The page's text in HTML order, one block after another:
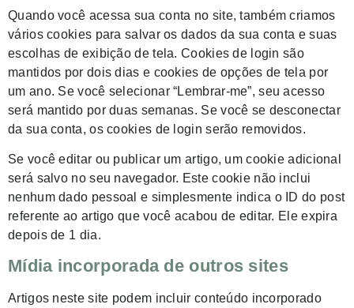
Quando você acessa sua conta no site, também criamos
vários cookies para salvar os dados da sua conta e suas
escolhas de exibição de tela. Cookies de login são
mantidos por dois dias e cookies de opções de tela por
um ano. Se você selecionar “Lembrar-me”, seu acesso
será mantido por duas semanas. Se você se desconectar
da sua conta, os cookies de login serão removidos.
Se você editar ou publicar um artigo, um cookie adicional
será salvo no seu navegador. Este cookie não inclui
nenhum dado pessoal e simplesmente indica o ID do post
referente ao artigo que você acabou de editar. Ele expira
depois de 1 dia.
Mídia incorporada de outros sites
Artigos neste site podem incluir conteúdo incorporado